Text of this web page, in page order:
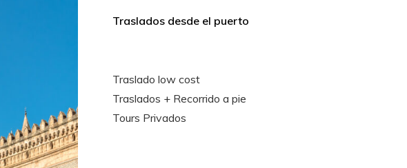
Traslados desde el puerto
Traslado low cost
Traslados + Recorrido a pie
Tours Privados